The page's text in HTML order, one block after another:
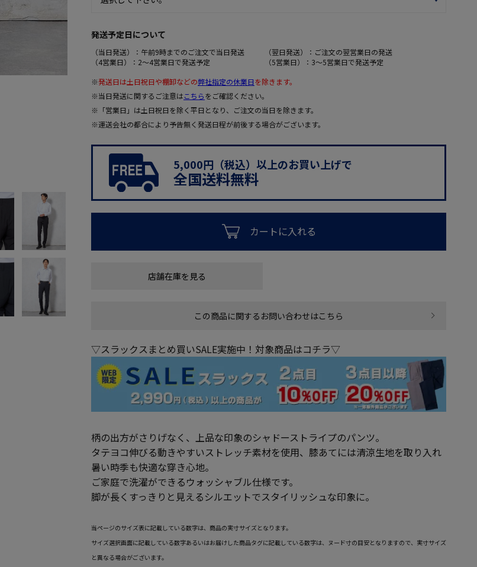
発送予定日について
（当日発送）：午前9時までのご注文で当日発送
（翌日発送）：ご注文の翌営業日の発送
（4営業日）：2～4営業日で発送予定
（5営業日）：3～5営業日で発送予定
※発送日は土日祝日や棚卸などの弊社指定の休業日を除きます。
※当日発送に関するご注意はこちらをご確認ください。
※「営業日」は土日祝日を除く平日となり、ご注文の当日を除きます。
※運送会社の都合により予告無く発送日程が前後する場合がございます。
5,000円（税込）以上のお買い上げで
全国送料無料
カートに入れる
店舗在庫を見る
この商品に関するお問い合わせはこちら
▽スラックスまとめ買いSALE実施中！対象商品はコチラ▽
柄の出方がさりげなく、上品な印象のシャドーストライプのパンツ。
タテヨコ伸びる動きやすいストレッチ素材を使用、膝あてには清涼生地を取り入れ
暑い時季も快適な穿き心地。
ご家庭で洗濯ができるウォッシャブル仕様です。
脚が長くすっきりと見えるシルエットでスタイリッシュな印象に。
当ページのサイズ表に記載している数字は、商品の実寸サイズとなります。
サイズ選択画面に記載している数字あるいはお届けした商品タグに記載している数字は、ヌード寸の目安となりますので、実寸サイズ
と異なる場合がございます。